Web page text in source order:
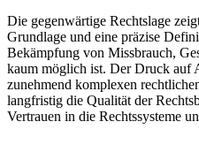
Die gegenwärtige Rechtslage
Grundlage und eine präzise
Bekämpfung von Missbrauch,
kaum möglich ist. Der Druck auf
zunehmend komplexen
langfristig die Qualität der
Vertrauen in die Rechtssysteme